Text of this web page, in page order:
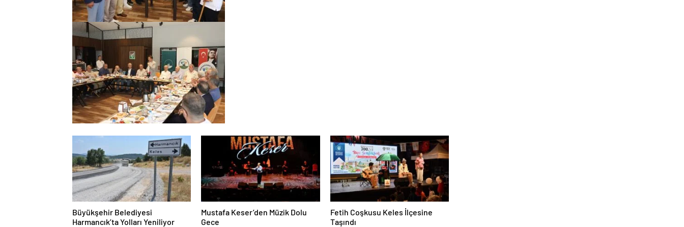
Büyükşehir Belediyesi
Harmancık’ta Yolları Yeniliyor
Mustafa Keser’den Müzik Dolu
Gece
Fetih Coşkusu Keles İlçesine
Taşındı